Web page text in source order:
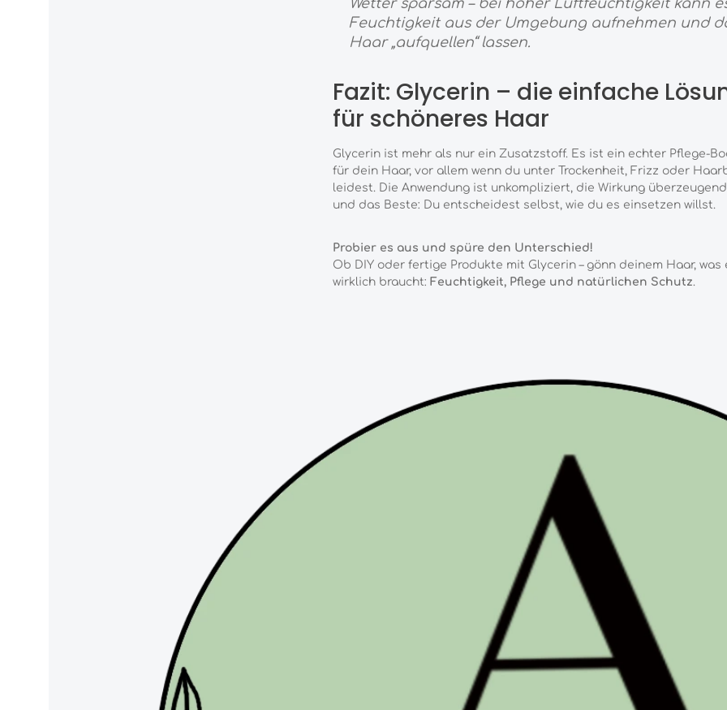
Wetter sparsam – bei hoher Luftfeuchtigkeit kann
Feuchtigkeit aus der Umgebung aufnehmen und
Haar „aufquellen“ lassen.
Fazit: Glycerin – die einfache
für schöneres Haar
Glycerin ist mehr als nur ein Zusatzstoff. Es ist ein echter Pflege-
für dein Haar, vor allem wenn du unter Trockenheit, Frizz oder
leidest. Die Anwendung ist unkompliziert, die Wirkung überzeugend
und das Beste: Du entscheidest selbst, wie du es einsetzen willst.
Probier es aus und spüre den Unterschied!
Ob DIY oder fertige Produkte mit Glycerin – gönn deinem Haar, was
wirklich braucht: Feuchtigkeit, Pflege und natürlichen Schutz.